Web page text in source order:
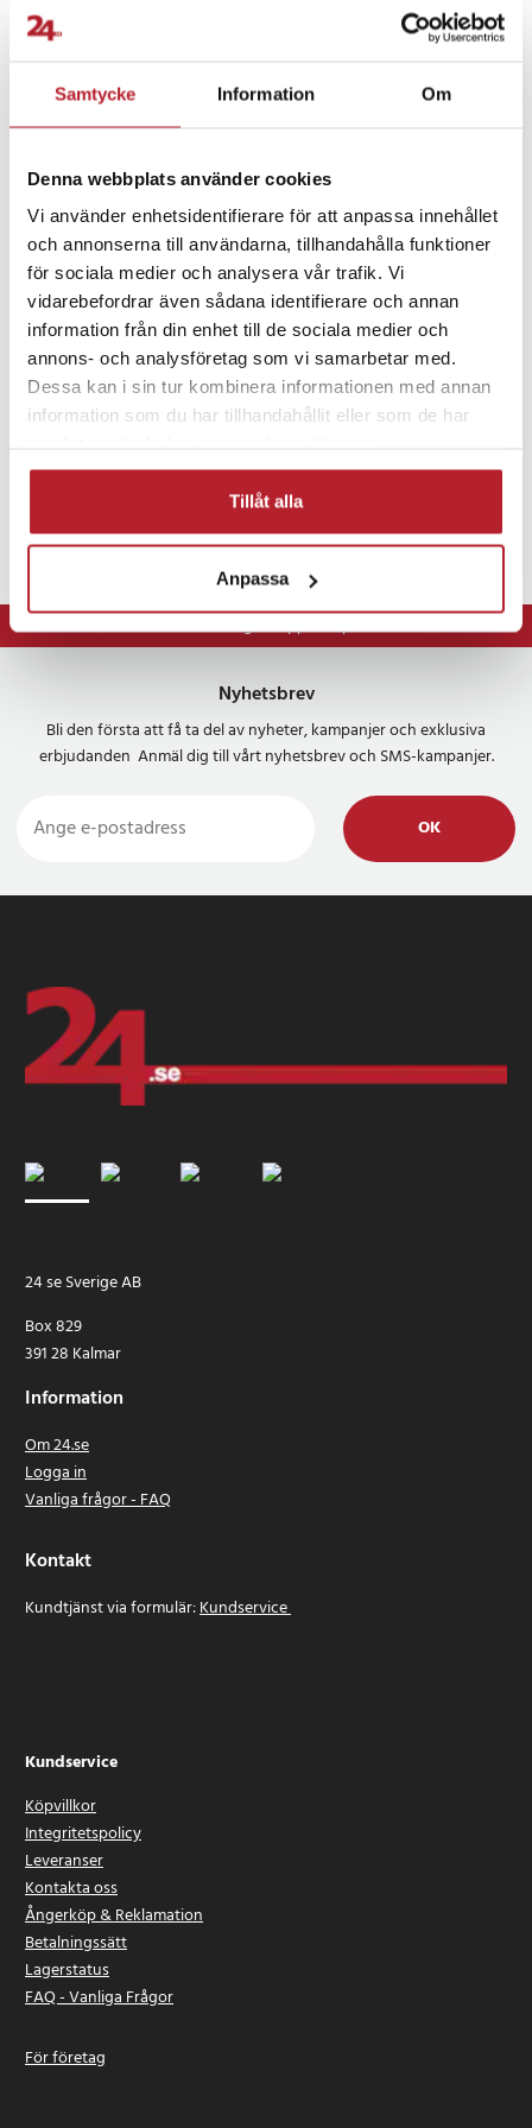
Samtycke Information Om
Denna webbplats använder cookies
Vi använder enhetsidentifierare för att anpassa innehållet
och annonserna till användarna, tillhandahålla funktioner
för sociala medier och analysera vår trafik. Vi
vidarebefordrar även sådana identifierare och annan
information från din enhet till de sociala medier och
annons- och analysföretag som vi samarbetar med.
Dessa kan i sin tur kombinera informationen med annan
information som du har tillhandahållit eller som de har
Tillåt alla
Anpassa
En filterpatron ingår vid köp. Byt till en ny filterpatron efter cirka
en månads användning för att säkerställa fortsatt effektiv rening.
Uppdaterad version med smart funktion
elektronisk påminnelsefunktion som ger tydlig överblick över
filterstatus. Kombinationen av glasdesign och smart teknik gör den
till ett praktiskt och stilrent val för daglig vattenrening.
Specifikation
- Total volym: 2 liter
- Filtreringsvolym: 1 liter
- Material: borosilikatglas
- Elektronisk indikator för filterbyte
- 1 filterpatron ingår
Hem & Trädgård
Träningstillbehör Vattenflaskor & shakers
Vattenfilter
⭐ 365 dagars öppet köp
Nyhetsbrev
Bli den första att få ta del av nyheter, kampanjer och exklusiva
erbjudanden Anmäl dig till vårt nyhetsbrev och SMS-kampanjer.
OK
24 se Sverige AB
Box 829
391 28 Kalmar
Information
Om 24.se
Logga in
Vanliga frågor - FAQ
Kontakt
Kundtjänst via formulär:Kundservice
Kundservice
Köpvillkor
Integritetspolicy
Leveranser
Kontakta oss
Ångerköp & Reklamation
Betalningssätt
Lagerstatus
FAQ - Vanliga Frågor
För företag